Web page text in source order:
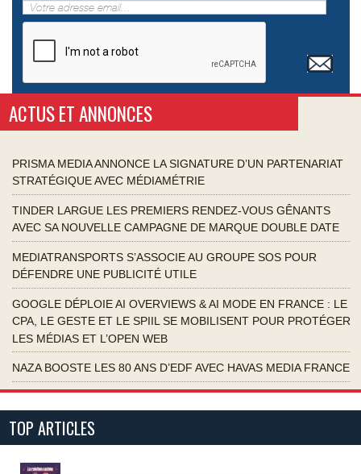
ACTUS ET ANNONCES
PRISMA MEDIA ANNONCE LA SIGNATURE D’UN PARTENARIAT
STRATÉGIQUE AVEC MÉDIAMÉTRIE
TINDER LARGUE LES PREMIERS RENDEZ-VOUS GÊNANTS
AVEC SA NOUVELLE CAMPAGNE DE MARQUE DOUBLE DATE
MEDIATRANSPORTS S’ASSOCIE AU GROUPE SOS POUR
DÉFENDRE UNE PUBLICITÉ UTILE
GOOGLE DÉPLOIE AI OVERVIEWS & AI MODE EN FRANCE : LE
CPA, LE GESTE ET LE SPIIL SE MOBILISENT POUR PROTÉGER
LES MÉDIAS ET L’OPEN WEB
NAZA BOOSTE LES 80 ANS D’EDF AVEC HAVAS MEDIA FRANCE
TOP ARTICLES